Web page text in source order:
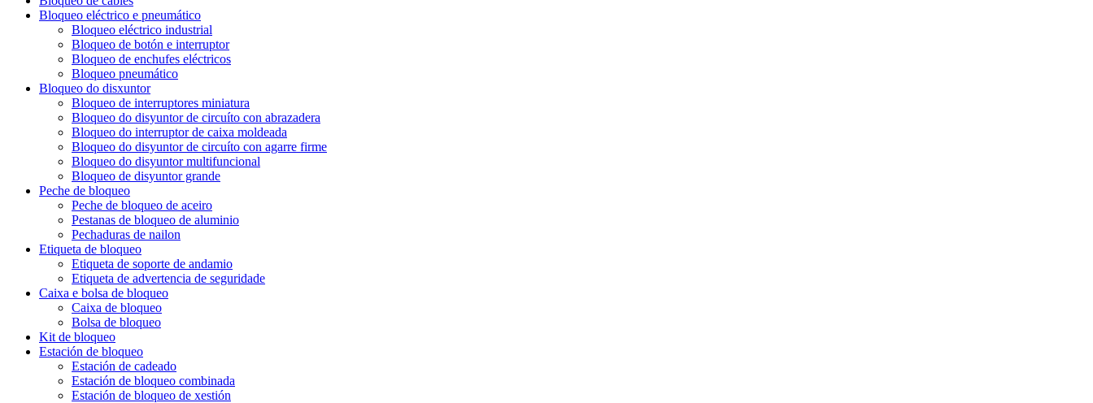
Bloqueo eléctrico e pneumático
Bloqueo eléctrico industrial
Bloqueo de botón e interruptor
Bloqueo de enchufes eléctricos
Bloqueo pneumático
Bloqueo do disxuntor
Bloqueo de interruptores miniatura
Bloqueo do disyuntor de circuíto con abrazadera
Bloqueo do interruptor de caixa moldeada
Bloqueo do disyuntor de circuíto con agarre firme
Bloqueo do disyuntor multifuncional
Bloqueo de disyuntor grande
Peche de bloqueo
Peche de bloqueo de aceiro
Pestanas de bloqueo de aluminio
Pechaduras de nailon
Etiqueta de bloqueo
Etiqueta de soporte de andamio
Etiqueta de advertencia de seguridade
Caixa e bolsa de bloqueo
Caixa de bloqueo
Bolsa de bloqueo
Kit de bloqueo
Estación de bloqueo
Estación de cadeado
Estación de bloqueo combinada
Estación de bloqueo de xestión